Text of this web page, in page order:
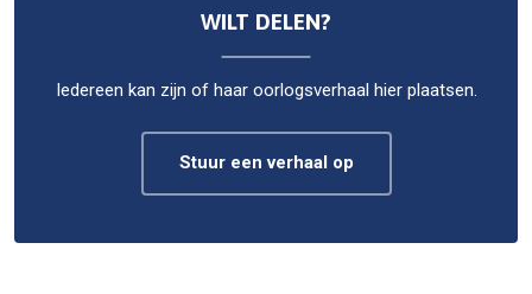
WILT DELEN?
Iedereen kan zijn of haar oorlogsverhaal hier plaatsen.
Stuur een verhaal op